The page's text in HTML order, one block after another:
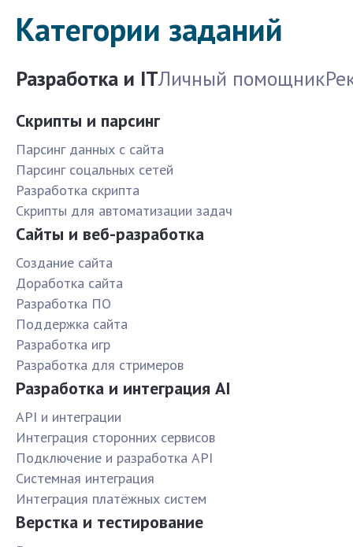
Категории заданий
Разработка и ITЛичный помощник
Скрипты и парсинг
Парсинг данных с сайта
Парсинг соцальных сетей
Разработка скрипта
Скрипты для автоматизации задач
Сайты и веб-разработка
Создание сайта
Доработка сайта
Разработка ПО
Поддержка сайта
Разработка игр
Разработка для стримеров
Разработка и интеграция AI
API и интеграции
Интеграция сторонних сервисов
Подключение и разработка API
Системная интеграция
Интеграция платёжных систем
Верстка и тестирование